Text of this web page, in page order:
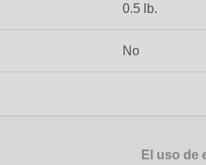
0.5 lb.
No
El uso de